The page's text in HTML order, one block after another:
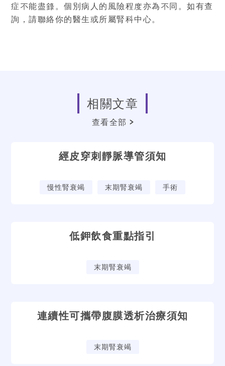
症不能盡錄。個別病人的風險程度亦為不同。如有查
詢，請聯絡你的醫生或所屬腎科中心。
相關文章
查看全部
經皮穿刺靜脈導管須知
慢性腎衰竭 末期腎衰竭 手術
低鉀飲食重點指引
末期腎衰竭
連續性可攜帶腹膜透析治療須知
末期腎衰竭